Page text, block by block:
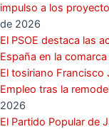
impulso a los
de 2026
El PSOE destaca las
España en la
El tosiriano Francisco
Empleo tras la
2026
El Partido Popular de